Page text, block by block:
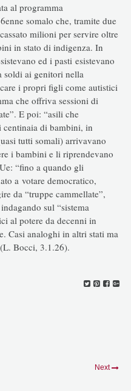
al programma
somalo che, tramite due
milioni per servire oltre
in stato di indigenza. In
ed i pasti esistevano
soldi ai genitori nella
i propri figli come autistici
che offriva sessioni di
E poi: “asili che
centinaia di bambini, in
tutti somali) arrivavano
i bambini e li riprendevano
“fino a quando gli
a votare democratico,
da “truppe cammellate”,
sul “sistema
al potere da decenni in
Casi analoghi in altri stati ma
Bocci, 3.1.26).
Next